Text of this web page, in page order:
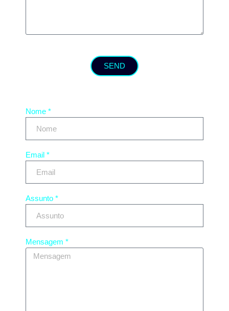
SEND
Nome *
Email *
Assunto *
Mensagem *